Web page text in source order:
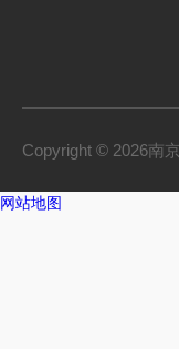
Copyright © 2026南
网站地图